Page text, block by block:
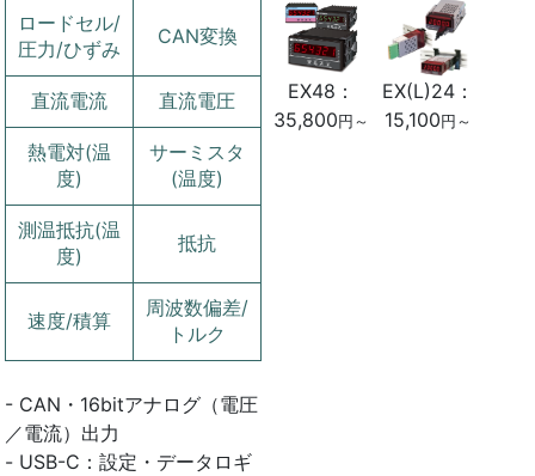
ロードセル/
圧力/ひずみ
CAN変換
直流電流 直流電圧
熱電対(温
度)
サーミスタ
(温度)
測温抵抗(温
度)
抵抗
速度/積算
周波数偏差/
トルク
- CAN・16bitアナログ（電圧
／電流）出力
- USB-C：設定・データロギ
EX48：
35,800円～
EX(L)24：
15,100円～